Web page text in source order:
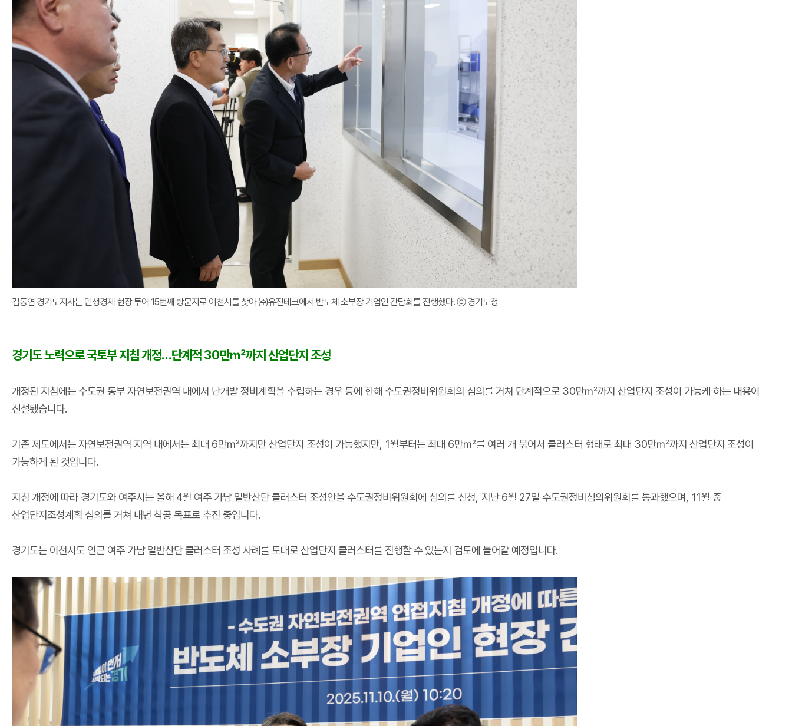
김동연 경기도지사는 민생경제 현장 투어 15번째 방문지로 이천시를 찾아 ㈜유진테크에서 반도체 소부장 기업인 간담회를 진행했다. ⓒ 경기도청
경기도 노력으로 국토부 지침 개정…단계적 30만㎡까지 산업단지 조성
개정된 지침에는 수도권 동부 자연보전권역 내에서 난개발 정비계획을 수립하는 경우 등에 한해 수도권정비위원회의 심의를 거쳐 단계적으로 30만㎡까지 산업단지 조성이 가능케 하는 내용이
신설됐습니다.
기존 제도에서는 자연보전권역 지역 내에서는 최대 6만㎡까지만 산업단지 조성이 가능했지만 , 1월부터는 최대 6만㎡를 여러 개 묶어서 클러스터 형태로 최대 30만㎡까지 산업단지 조성이
가능하게 된 것입니다.
지침 개정에 따라 경기도와 여주시는 올해 4월 여주 가남 일반산단 클러스터 조성안을 수도권정비위원회에 심의를 신청 지난6월 27일 수도권정비심의위원회를 통과했으며 , 11월 중
산업단지조성계획 심의를 거쳐 내년 착공 목표로 추진 중입니다.
경기도는 이천시도 인근 여주 가남 일반산단 클러스터 조성 사례를 토대로 산업단지 클러스터를 진행할 수 있는지 검토에 들어갈 예정입니다.